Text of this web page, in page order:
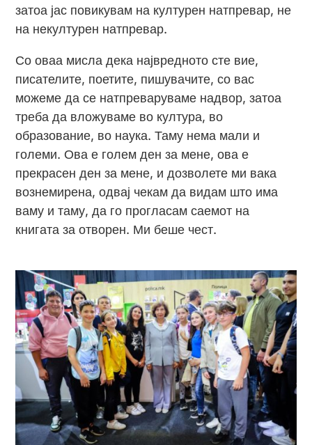
затоа јас повикувам на културен натпревар, не
на некултурен натпревар.
Со оваа мисла дека највредното сте вие,
писателите, поетите, пишувачите, со вас
можеме да се натпреваруваме надвор, затоа
треба да вложуваме во култура, во
образование, во наука. Таму нема мали и
големи. Ова е голем ден за мене, ова е
прекрасен ден за мене, и дозволете ми вака
вознемирена, одвај чекам да видам што има
ваму и таму, да го прогласам саемот на
книгата за отворен. Ми беше чест.